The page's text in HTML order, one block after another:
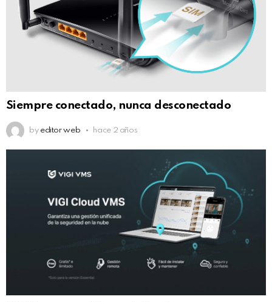
Siempre conectado, nunca desconectado
by editor web hace 2 años